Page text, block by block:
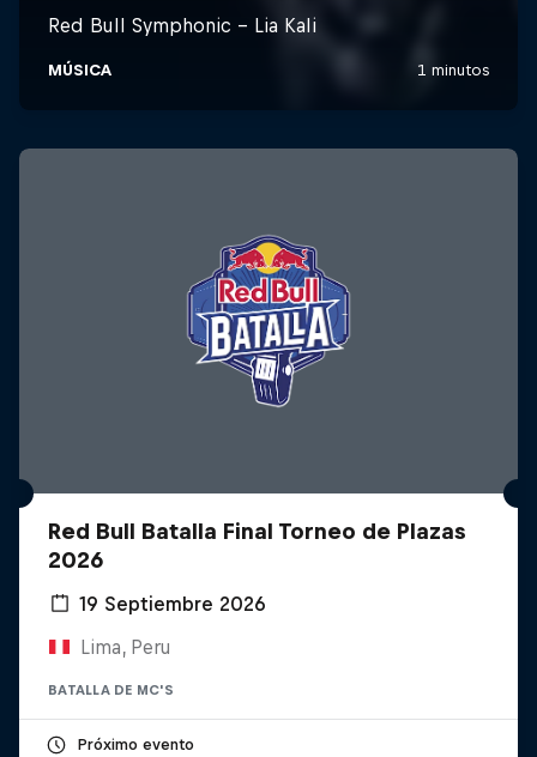
Red Bull Batalla Final Torneo de Plazas
2026
19 Septiembre 2026
Lima, Peru
BATALLA DE MC'S
Próximo evento